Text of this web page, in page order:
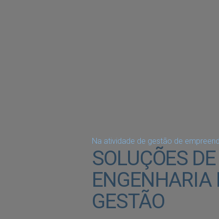
Na atividade de gestão de
SOLUÇÕES DE
ENGENHARIA
GESTÃO